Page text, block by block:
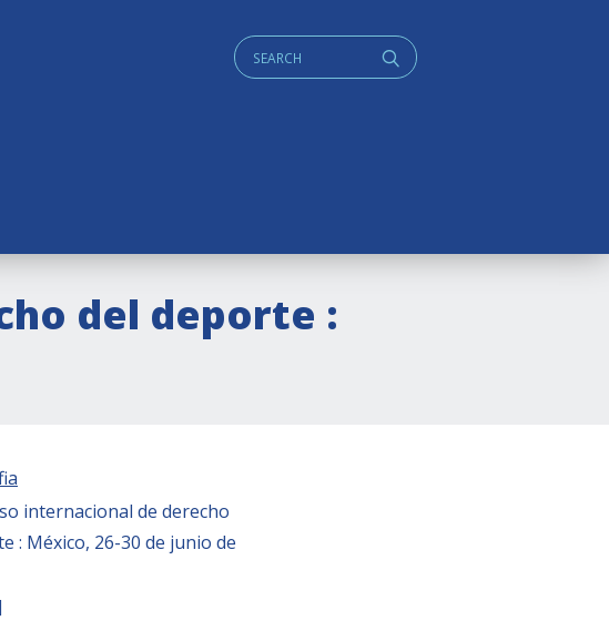
q
Cerca:
del deporte :
internacional de derecho
: México, 26-30 de junio de